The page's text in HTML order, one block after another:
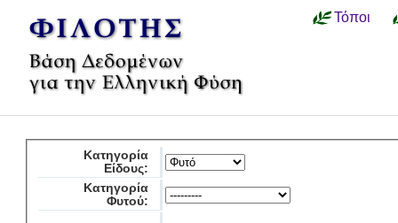
Τόποι
Κατηγορία
Είδους:
Κατηγορία
Φυτού: